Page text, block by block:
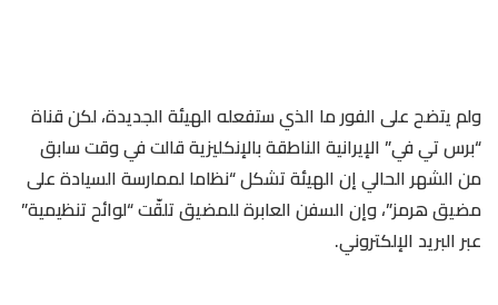
ولم يتضح على الفور ما الذي ستفعله الهيئة الجديدة، لكن قناة
“برس تي في” الإيرانية الناطقة بالإنكليزية قالت في وقت سابق
من الشهر الحالي إن الهيئة تشكل “نظاما لممارسة السيادة على
مضيق هرمز”، وإن السفن العابرة للمضيق تلقّت “لوائح تنظيمية”
عبر البريد الإلكتروني.